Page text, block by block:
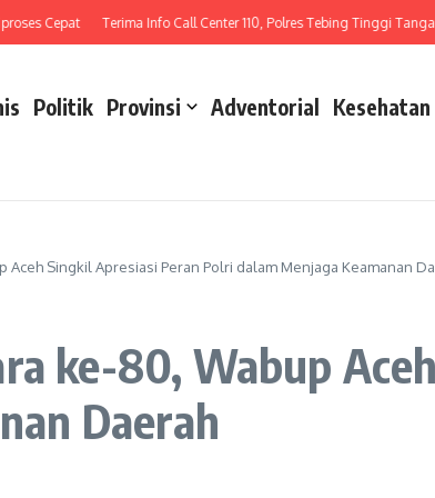
Cepat Terima Info Call Center 110, Polres Tebing Tinggi Tangani
Politik Provinsi Adventorial Kesehatan
Aceh Singkil Apresiasi Peran Polri dalam Menjaga Keamanan
ke-80, Wabup
Daerah